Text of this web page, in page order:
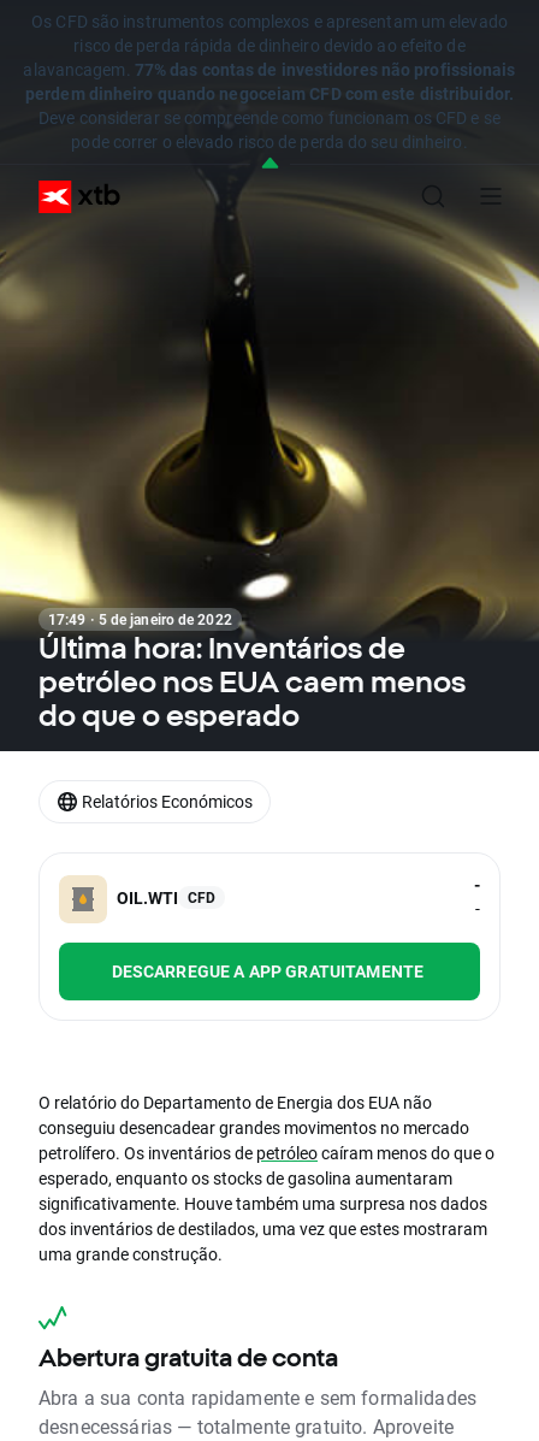
Os CFD são instrumentos complexos e apresentam um elevado
risco de perda rápida de dinheiro devido ao efeito de
alavancagem. 77% das contas de investidores não profissionais
perdem dinheiro quando negoceiam CFD com este distribuidor.
Deve considerar se compreende como funcionam os CFD e se
pode correr o elevado risco de perda do seu dinheiro.
17:49 · 5 de janeiro de 2022
Última hora: Inventários de
petróleo nos EUA caem menos
do que o esperado
OIL.WTI CFD
-
-
DESCARREGUE A APP GRATUITAMENTE
O relatório do Departamento de Energia dos EUA não
conseguiu desencadear grandes movimentos no mercado
petrolífero. Os inventários de petróleocaíram menos do que o
esperado, enquanto os stocks de gasolina aumentaram
significativamente. Houve também uma surpresa nos dados
dos inventários de destilados, uma vez que estes mostraram
uma grande construção.
Abertura gratuita de conta
Abra a sua conta rapidamente e sem formalidades
desnecessárias — totalmente gratuito. Aproveite
Relatórios Económicos